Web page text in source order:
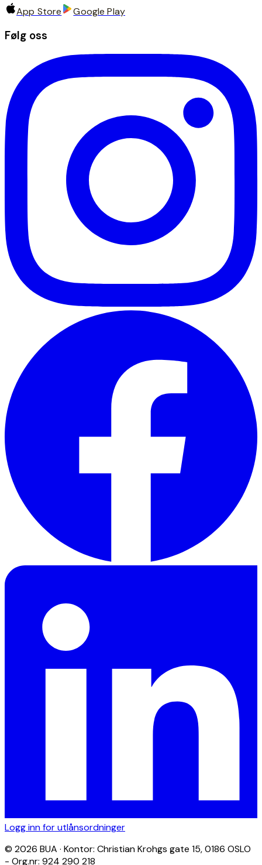
App Store Google Play
Følg oss
Logg inn for utlånsordninger
© 2026 BUA · Kontor: Christian Krohgs gate 15, 0186 OSLO
- Org.nr: 924 290 218